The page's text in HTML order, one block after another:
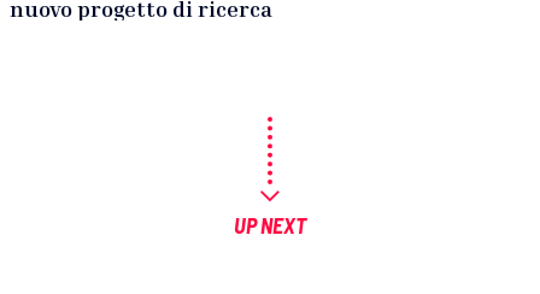
nuovo progetto di ricerca
UP NEXT